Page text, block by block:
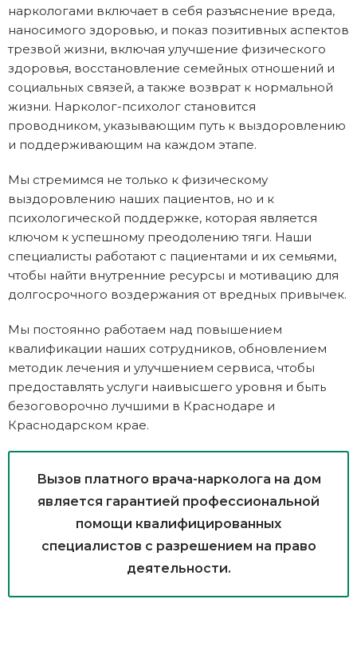
наркологами включает в себя разъяснение вреда,
наносимого здоровью, и показ позитивных аспектов
трезвой жизни, включая улучшение физического
здоровья, восстановление семейных отношений и
социальных связей, а также возврат к нормальной
жизни. Нарколог-психолог становится
проводником, указывающим путь к выздоровлению
и поддерживающим на каждом этапе.
Мы стремимся не только к физическому
выздоровлению наших пациентов, но и к
психологической поддержке, которая является
ключом к успешному преодолению тяги. Наши
специалисты работают с пациентами и их семьями,
чтобы найти внутренние ресурсы и мотивацию для
долгосрочного воздержания от вредных привычек.
Мы постоянно работаем над повышением
квалификации наших сотрудников, обновлением
методик лечения и улучшением сервиса, чтобы
предоставлять услуги наивысшего уровня и быть
безоговорочно лучшими в Краснодаре и
Краснодарском крае.
Вызов платного врача-нарколога на дом
является гарантией профессиональной
помощи квалифицированных
специалистов с разрешением на право
деятельности.